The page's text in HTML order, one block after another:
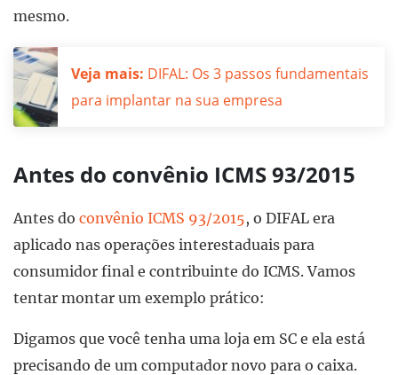
mesmo.
Veja mais: DIFAL: Os 3 passos fundamentais
para implantar na sua empresa
Antes do convênio ICMS 93/2015
Antes do convênio ICMS 93/2015, o DIFAL era
aplicado nas operações interestaduais para
consumidor final e contribuinte do ICMS. Vamos
tentar montar um exemplo prático:
Digamos que você tenha uma loja em SC e ela está
precisando de um computador novo para o caixa.